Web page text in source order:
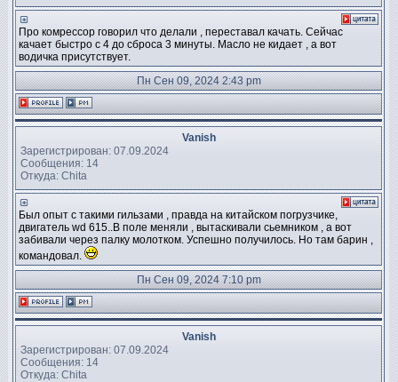
Про комрессор говорил что делали , переставал качать. Сейчас
качает быстро с 4 до сброса 3 минуты. Масло не кидает , а вот
водичка присутствует.
Пн Сен 09, 2024 2:43 pm
Vanish
Зарегистрирован: 07.09.2024
Сообщения: 14
Откуда: Chita
Был опыт с такими гильзами , правда на китайском погрузчике,
двигатель wd 615..В поле меняли , вытаскивали сьемником , а вот
забивали через палку молотком. Успешно получилось. Но там барин ,
командовал.
Пн Сен 09, 2024 7:10 pm
Vanish
Зарегистрирован: 07.09.2024
Сообщения: 14
Откуда: Chita